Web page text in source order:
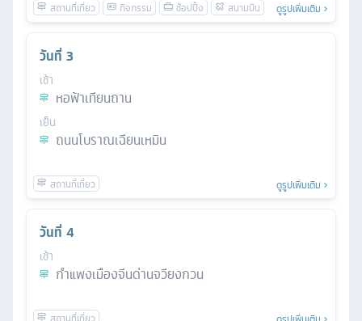
ดูรูปเพิ่มเติม
วันที่ 3
เช้า
หอฟ้าเทียนถาน
เย็น
ถนนโบราณเฉียนเหมิน
ดูรูปเพิ่มเติม
วันที่ 4
เช้า
กำแพงเมืองจีนด่านจวียงกวน